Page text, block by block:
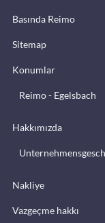
Basında Reimo
Sitemap
Konumlar
Reimo - Egelsbach
Hakkımızda
Nakliye
Vazgeçme hakkı